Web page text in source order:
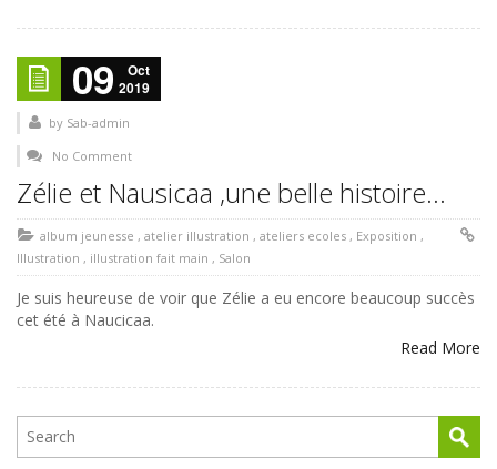
09
Oct
2019
by Sab-admin
No Comment
Zélie et Nausicaa ,une belle histoire…
album jeunesse , atelier illustration , ateliers ecoles , Exposition ,
Illustration , illustration fait main , Salon
Je suis heureuse de voir que Zélie a eu encore beaucoup succès
cet été à Naucicaa.
Read More